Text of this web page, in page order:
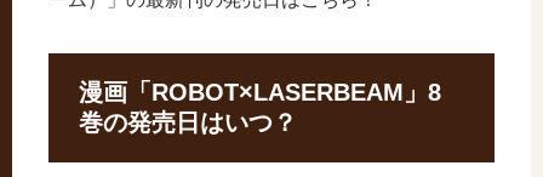
漫画「ROBOT×LASERBEAM」8
巻の発売日はいつ？